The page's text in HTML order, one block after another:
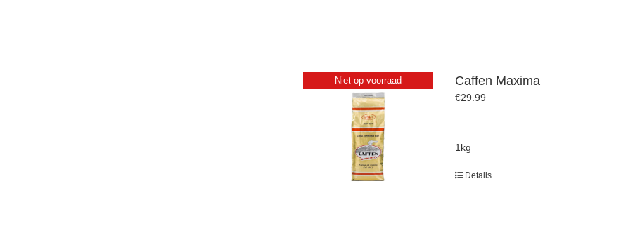
Niet op voorraad Caffen Maxima
€29.99
1kg
Details